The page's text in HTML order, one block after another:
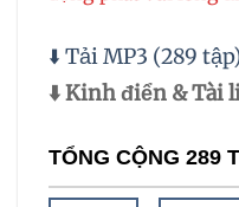
⬇️ Tải MP3 (289
⬇️ Kinh điển & Tài
TỔNG CỘNG 289